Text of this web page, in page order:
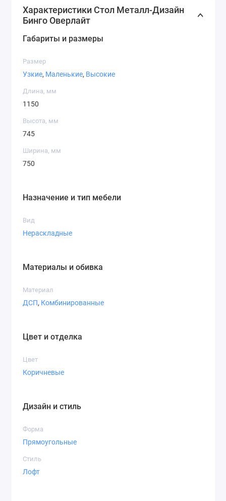
Столешница устойчива к царапинам и
перепадам температур
неотъемлемой частью вашего дома, подчёркивая
вкус и создавая комфортную атмосферу для каждой
Характеристики Стол Металл-Дизайн
Бинго Оверлайт
Габариты и размеры
Размер
Узкие, Маленькие, Высокие
Длина, мм
1150
Высота, мм
745
Ширина, мм
750
Назначение и тип мебели
Вид
Нераскладные
Материалы и обивка
Материал
ДСП, Комбинированные
Цвет и отделка
Цвет
Коричневые
Дизайн и стиль
Форма
Прямоугольные
Стиль
Лофт